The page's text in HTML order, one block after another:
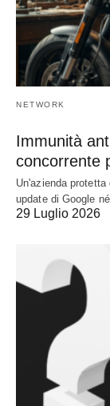
NETWORK
Immunità
concorrente
Un'azienda
update di Google
29 Luglio 2026